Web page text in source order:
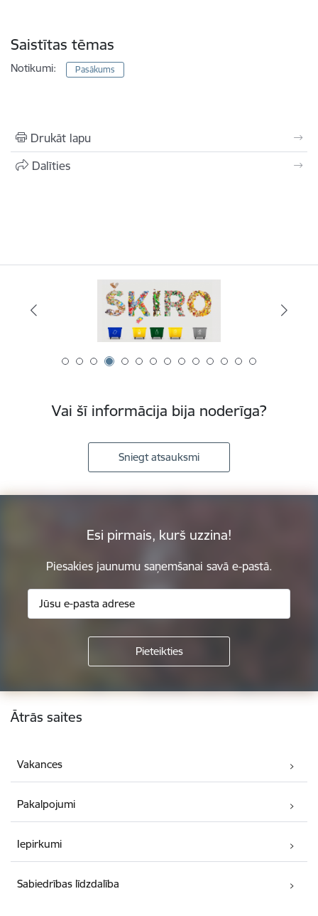
Saistītas tēmas
Notikumi: Pasākums
Drukāt lapu
Dalīties
Vai šī informācija bija noderīga?
Sniegt atsauksmi
Esi pirmais, kurš uzzina!
Piesakies jaunumu saņemšanai savā e-pastā.
Kājene
Ātrās saites
Vakances
Pakalpojumi
Iepirkumi
Sabiedrības līdzdalība